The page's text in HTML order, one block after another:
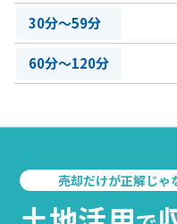
30分～59分
60分～120分
売却だけが正解じゃ